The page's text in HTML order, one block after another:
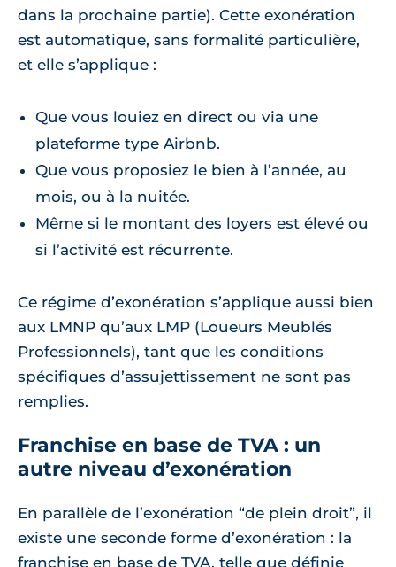
dans la prochaine partie). Cette exonération
est automatique, sans formalité particulière,
et elle s’applique :
Que vous louiez en direct ou via une
plateforme type Airbnb.
Que vous proposiez le bien à l’année, au
mois, ou à la nuitée.
Même si le montant des loyers est élevé ou
si l’activité est récurrente.
Ce régime d’exonération s’applique aussi bien
aux LMNP qu’aux LMP (Loueurs Meublés
Professionnels), tant que les conditions
spécifiques d’assujettissement ne sont pas
remplies.
Franchise en base de TVA : un
autre niveau d’exonération
En parallèle de l’exonération “de plein droit”, il
existe une seconde forme d’exonération : la
franchise en base de TVA, telle que définie